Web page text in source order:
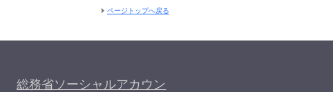
ページトップへ戻る
総務省ソーシャルアカウン